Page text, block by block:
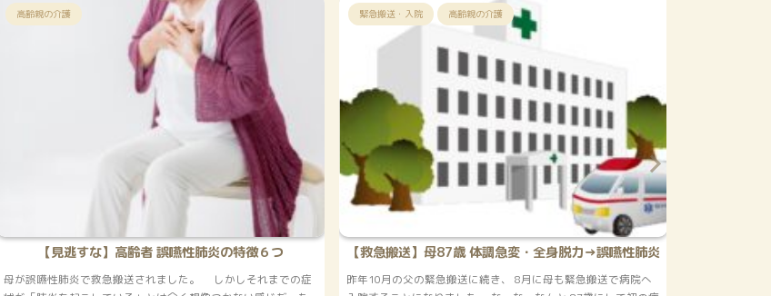
緊急搬送・入院 高齢親の介護
【救急搬送】母87歳 体調急変・全身脱力→誤嚥性肺炎
昨年10月の父の緊急搬送に続き、 8月に母も緊急搬送で病院へ
独女猫を飼う
【ペットショップの現実】初めて知るペットショップ
の現状とパピーミル